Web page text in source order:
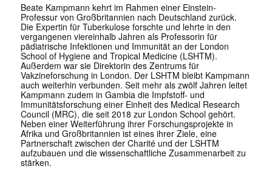
Beate Kampmann kehrt im Rahmen einer Einstein-
Professur von Großbritannien nach Deutschland zurück.
Die Expertin für Tuberkulose forschte und lehrte in den
vergangenen viereinhalb Jahren als Professorin für
pädiatrische Infektionen und Immunität an der London
School of Hygiene and Tropical Medicine (LSHTM).
Außerdem war sie Direktorin des Zentrums für
Vakzineforschung in London. Der LSHTM bleibt Kampmann
auch weiterhin verbunden. Seit mehr als zwölf Jahren leitet
Kampmann zudem in Gambia die Impfstoff- und
Immunitätsforschung einer Einheit des Medical Research
Council (MRC), die seit 2018 zur London School gehört.
Neben einer Weiterführung ihrer Forschungsprojekte in
Afrika und Großbritannien ist eines ihrer Ziele, eine
Partnerschaft zwischen der Charité und der LSHTM
aufzubauen und die wissenschaftliche Zusammenarbeit zu
stärken.